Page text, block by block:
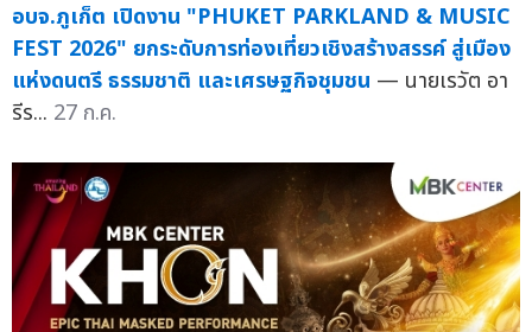
อบจ.ภูเก็ต เปิดงาน "PHUKET PARKLAND & MUSIC
FEST 2026" ยกระดับการท่องเที่ยวเชิงสร้างสรรค์ สู่เมือง
แห่งดนตรี ธรรมชาติ และเศรษฐกิจชุมชน — นายเรวัต อา
รีร... 27 ก.ค.